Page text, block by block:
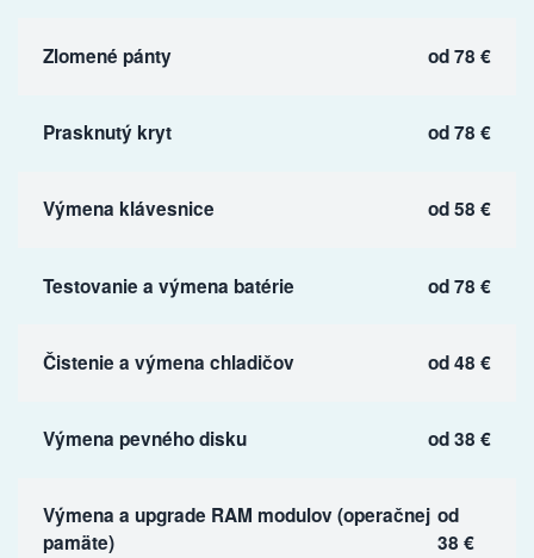
Zlomené pánty od 78 €
Prasknutý kryt od 78 €
Výmena klávesnice od 58 €
Testovanie a výmena batérie od 78 €
Čistenie a výmena chladičov od 48 €
Výmena pevného disku od 38 €
Výmena a upgrade RAM modulov (operačnej
pamäte)
od
38 €